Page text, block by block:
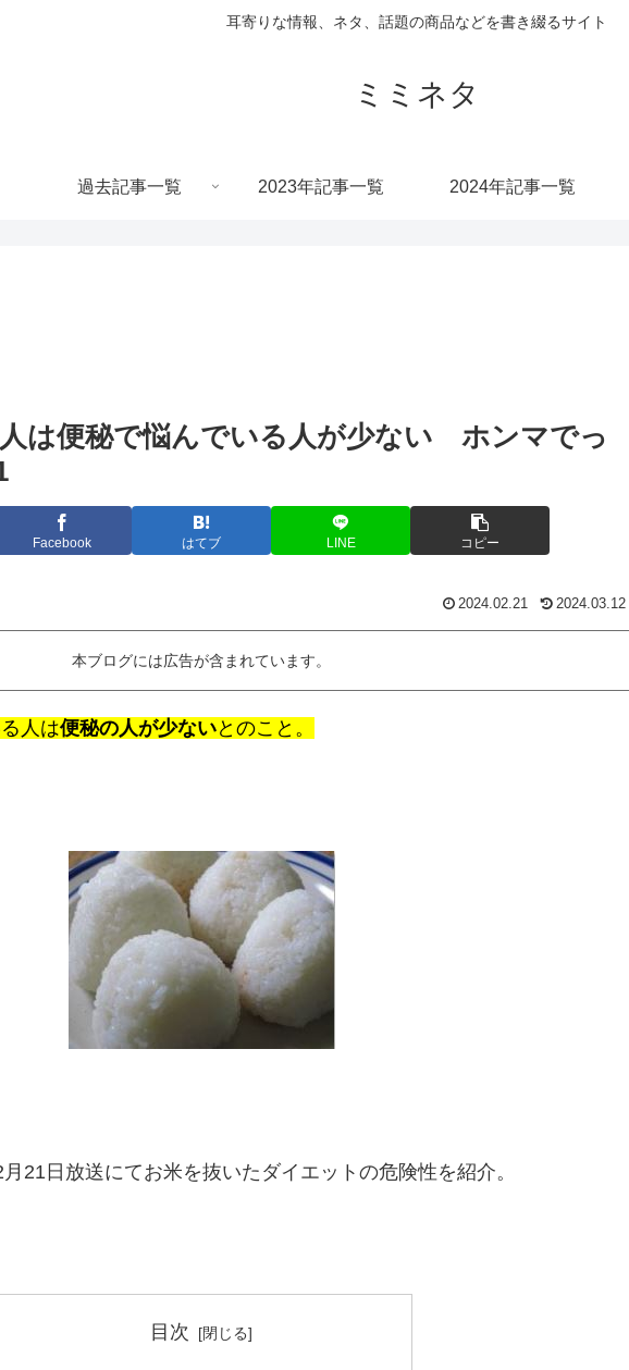
耳寄りな情報、ネタ、話題の商品などを書き綴るサイト
ミミネタ
過去記事一覧 2023年記事一覧 2024年記事一覧
は便秘で悩んでいる人が少ない ホンマでっ
Facebook はてブ LINE コピー
2024.02.21 2024.03.12
本ブログには広告が含まれています。
人は便秘の人が少ないとのこと。
21日放送にてお米を抜いたダイエットの危険性を紹介。
目次